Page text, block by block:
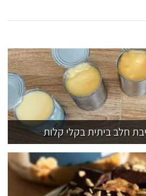
חלב ביתית בקלי קלות